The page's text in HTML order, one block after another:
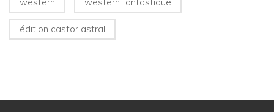
édition castor astral